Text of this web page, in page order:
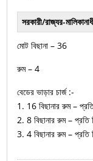
সরকারী/রাজ্যর-
মোট বিছানা – 36
রুম – 4
বেডের ভাড়ার চার্জ :-
1. 16 বিছানার রুম –
2. 8 বিছানার রুম –
3. 4 বিছানার রুম –